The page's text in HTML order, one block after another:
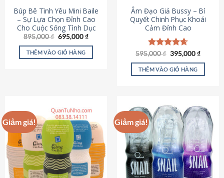
chọn
trên
trang
sản
phẩm
Búp Bê Tình Yêu Mini Baile
– Sự Lựa Chọn Đỉnh Cao
Cho Cuộc Sống Tình Dục
895,000₫ Giá
là:
895,000 ₫.
695,000₫Giá
tại
THÊM VÀO GIỎ HÀNG
Âm Đạo Giả Bussy – Bí
Quyết Chinh Phục Khoái
Cảm Đỉnh Cao
Được xếp
hạng4.64
5 sao
595,000₫ Giá
là:
595,000 ₫.
395,000₫Giá
tại
THÊM VÀO GIỎ HÀNG
Giảm giá! Giảm giá!